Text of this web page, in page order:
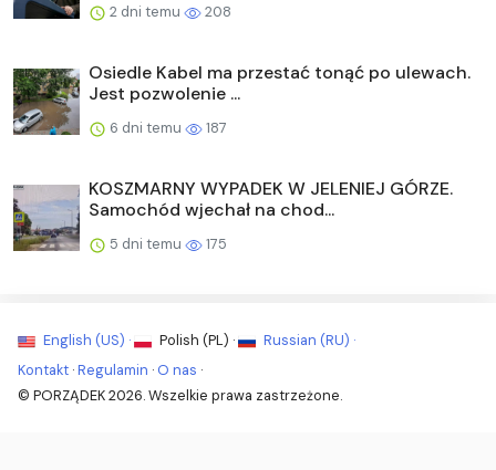
2 dni temu 208
Osiedle Kabel ma przestać tonąć po ulewach.
Jest pozwolenie ...
6 dni temu 187
KOSZMARNY WYPADEK W JELENIEJ GÓRZE.
Samochód wjechał na chod...
5 dni temu 175
English (US) · Polish (PL) ·
Russian (RU) ·
Kontakt ·Regulamin · O nas ·
© PORZĄDEK 2026. Wszelkie prawa zastrzeżone.